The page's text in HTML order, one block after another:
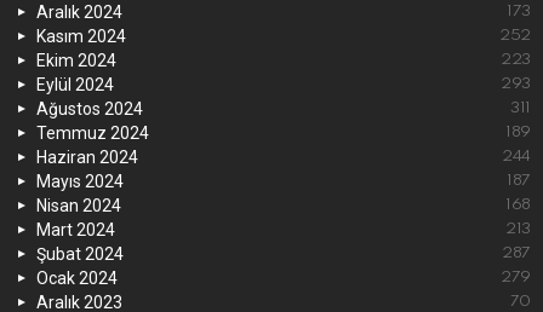
Aralık 2024 173
Kasım 2024 252
Ekim 2024 223
Eylül 2024 293
Ağustos 2024 311
Temmuz 2024 189
Haziran 2024 244
Mayıs 2024 187
Nisan 2024 168
Mart 2024 213
Şubat 2024 287
Ocak 2024 279
Aralık 2023 70